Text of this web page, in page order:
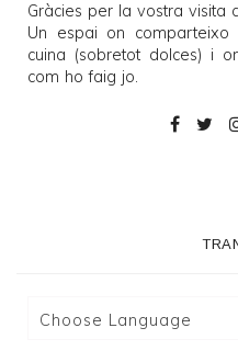
Gràcies per la vostra visita
Un espai on
cuina (sobretot dolces) i
com ho faig jo.